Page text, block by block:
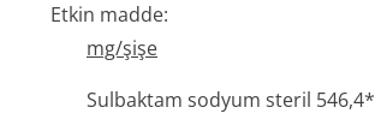
Etkin madde:
mg/şişe
Sulbaktam sodyum steril 546,4*